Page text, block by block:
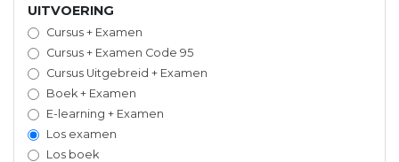
UITVOERING
Cursus + Examen
Cursus + Examen Code 95
Cursus Uitgebreid + Examen
Boek + Examen
E-learning + Examen
Los examen
Los boek